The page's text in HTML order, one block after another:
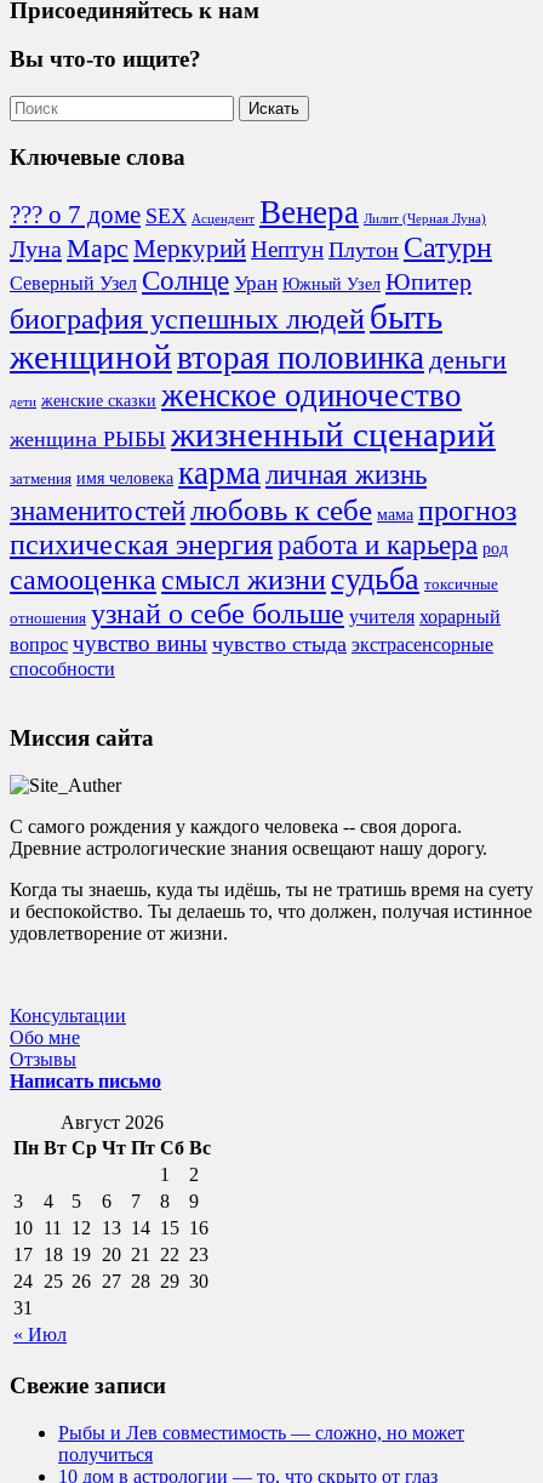
Присоединяйтесь к нам
Вы что-то ищите?
Ключевые слова
??? о 7 доме SEX Асцендент Венера Лилит (Черная Луна)
Луна Марс МеркурийНептун Плутон Сатурн
Северный Узел Солнце Уран Южный Узел Юпитер
биография успешных людейбыть
женщинойвторая половинка деньги
дети женские сказки женское одиночество
женщина РЫБЫ жизненный сценарий
затмения имя человека карма личная жизнь
знаменитостейлюбовь к себе мама прогноз
психическая энергияработа и карьера род
самооценка смысл жизнисудьба токсичные
отношения узнай о себе больше учителя хорарный
вопрос чувство вины чувство стыда экстрасенсорные
способности
Миссия сайта
С самого рождения у каждого человека -- своя дорога.
Древние астрологические знания освещают нашу дорогу.
Когда ты знаешь, куда ты идёшь, ты не тратишь время на суету
и беспокойство. Ты делаешь то, что должен, получая истинное
удовлетворение от жизни.
Консультации
Обо мне
Отзывы
Написать письмо
Август 2026
Пн Вт Ср Чт Пт Сб Вс
« Июл
1
2
3
4 5 6 7 8
9
10 11 12 13 14 15 16
17 18 19 20 21 22 23
24 25 26 27 28 29 30
31
Свежие записи
Рыбы и Лев совместимость — сложно, но может
получиться
10 дом в астрологии — то, что скрыто от глаз